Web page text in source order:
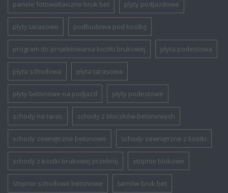
panele fotowoltaiczne bruk bet plyty podjazdowe
plyty tarasowe podbudowa pod kostkę
program do projektowania kostki brukowej płyta podestowa
płyta schodowa płyta tarasowa
płyty betonowe na podjazd płyty podestowe
schody na taras schody z bloczków betonowych
schody zewnętrzne betonowe schody zewnętrzne z kostki
schody z kostki brukowej przekrój stopnie blokowe
stopnie schodowe betonowe tarnów bruk bet